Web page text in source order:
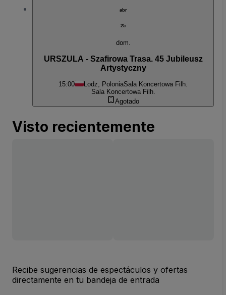
abr
25
dom.
URSZULA - Szafirowa Trasa. 45 Jubileusz
Artystyczny
15:00 Lodz, PoloniaSala Koncertowa Filh.
Sala Koncertowa Filh.
Agotado
Visto recientemente
Recibe sugerencias de espectáculos y ofertas
directamente en tu bandeja de entrada